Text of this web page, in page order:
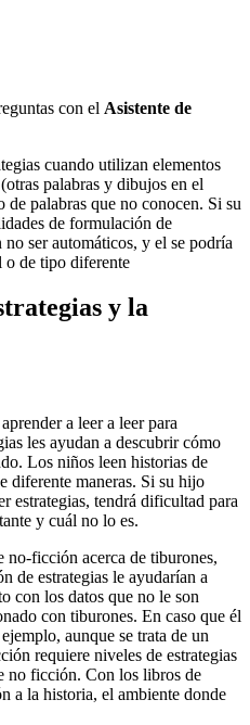
con el Asistente de
cuando utilizan elementos
palabras y dibujos en el
palabras que no conocen. Si su
de formulación de
no ser automáticos, y el se podría
o de tipo diferente
y la
a leer a leer para
les ayudan a descubrir cómo
Los niños leen historias de
diferente maneras. Si su hijo
estrategias, tendrá dificultad para
y cuál no lo es.
no-ficción acerca de tiburones,
de estrategias le ayudarían a
con los datos que no le son
con tiburones. En caso que él
aunque se trata de un
requiere niveles de estrategias
no ficción. Con los libros de
a la historia, el ambiente donde